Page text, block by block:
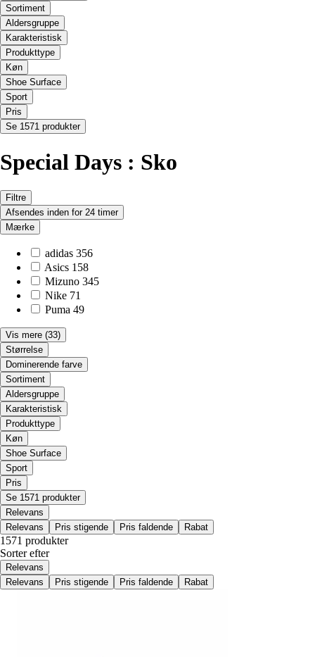
Sortiment
Aldersgruppe
Karakteristisk
Produkttype
Køn
Shoe Surface
Sport
Pris
Se 1571 produkter
Special Days : Sko
Filtre
Afsendes inden for 24 timer
Mærke
adidas 356
Asics 158
Mizuno 345
Nike 71
Puma 49
Vis mere (33)
Størrelse
Dominerende farve
Sortiment
Aldersgruppe
Karakteristisk
Produkttype
Køn
Shoe Surface
Sport
Pris
Se 1571 produkter
Relevans
Relevans
Pris stigende Pris faldende Rabat
1571 produkter
Sorter efter
Relevans
Relevans
Pris stigende Pris faldende Rabat